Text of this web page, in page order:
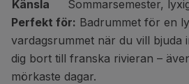
Känsla
Sommarsemester,
Perfekt för: Badrummet för en
vardagsrummet när du vill bjuda
dig bort till franska rivieran –
mörkaste dagar.